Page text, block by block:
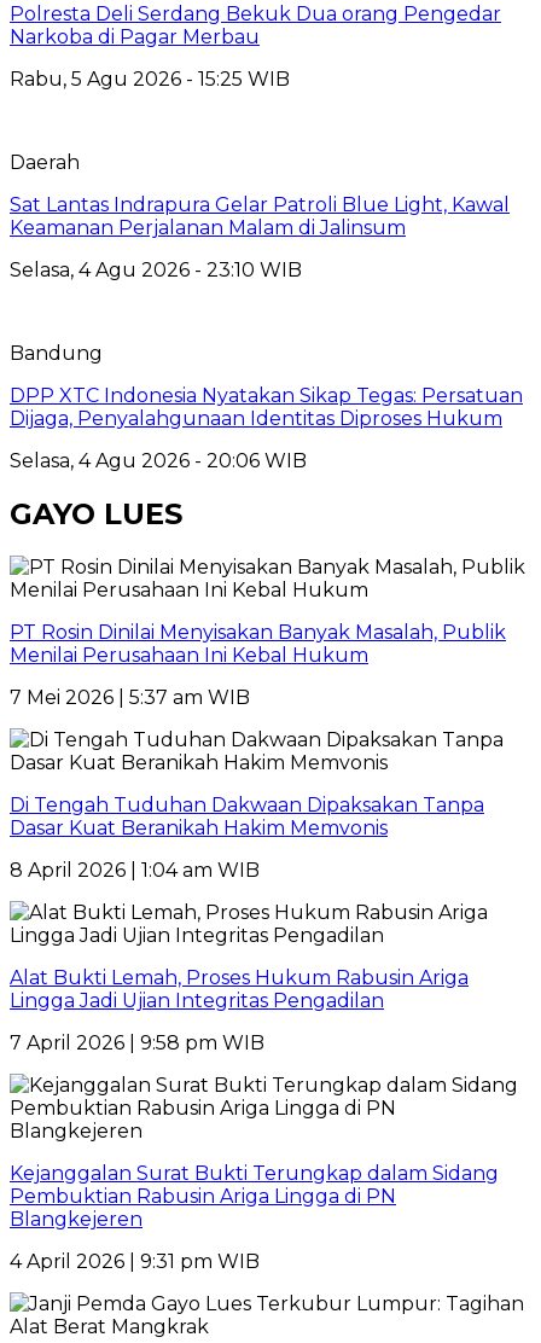
Polresta Deli Serdang Bekuk Dua orang Pengedar
Narkoba di Pagar Merbau
Rabu, 5 Agu 2026 - 15:25 WIB
Daerah
Sat Lantas Indrapura Gelar Patroli Blue Light, Kawal
Keamanan Perjalanan Malam di Jalinsum
Selasa, 4 Agu 2026 - 23:10 WIB
Bandung
DPP XTC Indonesia Nyatakan Sikap Tegas: Persatuan
Dijaga, Penyalahgunaan Identitas Diproses Hukum
Selasa, 4 Agu 2026 - 20:06 WIB
GAYO LUES
PT Rosin Dinilai Menyisakan Banyak Masalah, Publik
Menilai Perusahaan Ini Kebal Hukum
7 Mei 2026 | 5:37 am WIB
Di Tengah Tuduhan Dakwaan Dipaksakan Tanpa
Dasar Kuat Beranikah Hakim Memvonis
8 April 2026 | 1:04 am WIB
Alat Bukti Lemah, Proses Hukum Rabusin Ariga
Lingga Jadi Ujian Integritas Pengadilan
7 April 2026 | 9:58 pm WIB
Kejanggalan Surat Bukti Terungkap dalam Sidang
Pembuktian Rabusin Ariga Lingga di PN
Blangkejeren
4 April 2026 | 9:31 pm WIB